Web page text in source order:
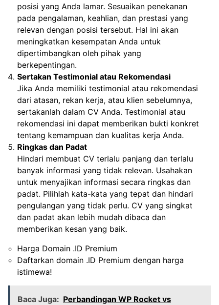
posisi yang Anda lamar. Sesuaikan penekanan
pada pengalaman, keahlian, dan prestasi yang
relevan dengan posisi tersebut. Hal ini akan
meningkatkan kesempatan Anda untuk
dipertimbangkan oleh pihak yang
berkepentingan.
Sertakan Testimonial atau Rekomendasi
Jika Anda memiliki testimonial atau rekomendasi
dari atasan, rekan kerja, atau klien sebelumnya,
sertakanlah dalam CV Anda. Testimonial atau
rekomendasi ini dapat memberikan bukti konkret
tentang kemampuan dan kualitas kerja Anda.
Ringkas dan Padat
Hindari membuat CV terlalu panjang dan terlalu
banyak informasi yang tidak relevan. Usahakan
untuk menyajikan informasi secara ringkas dan
padat. Pilihlah kata-kata yang tepat dan hindari
pengulangan yang tidak perlu. CV yang singkat
dan padat akan lebih mudah dibaca dan
memberikan kesan yang baik.
Harga Domain .ID Premium
Daftarkan domain .ID Premium dengan harga
istimewa!
Baca Juga: Perbandingan WP Rocket vs